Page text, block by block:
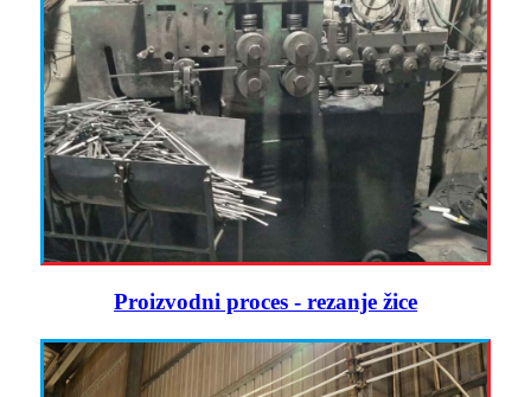
Proizvodni proces - rezanje žice